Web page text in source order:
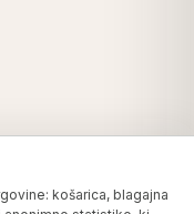
košarica, blagajna